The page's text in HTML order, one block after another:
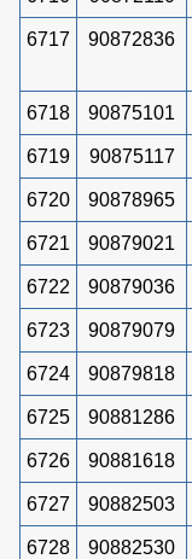
6717 90872836
6718 90875101
6719 90875117
6720 90878965
6721 90879021
6722 90879036
6723 90879079
6724 90879818
6725 90881286
6726 90881618
6727 90882503
6728 90882530